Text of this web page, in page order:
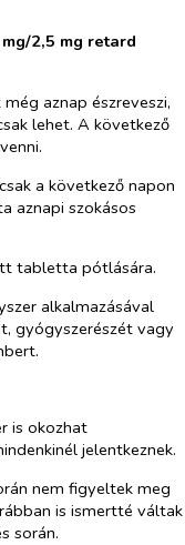
2,5 mg retard
aznap észreveszi,
lehet. A következő
a következő napon
aznapi szokásos
tabletta pótlására.
alkalmazásával
gyógyszerészét vagy
is okozhat
jelentkeznek.
nem figyeltek meg
is ismertté váltak
során.